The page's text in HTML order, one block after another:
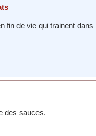
fin de vie qui trainent dans
des sauces.